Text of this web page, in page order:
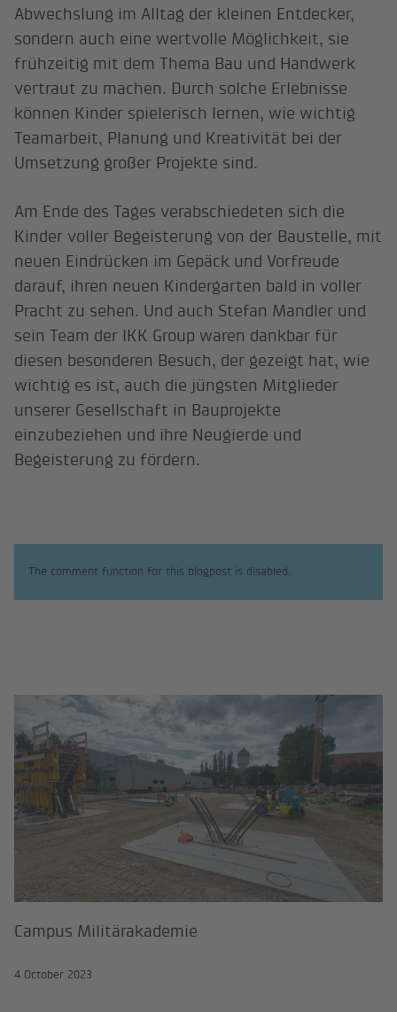
Abwechslung im Alltag der kleinen Entdecker,
sondern auch eine wertvolle Möglichkeit, sie
frühzeitig mit dem Thema Bau und Handwerk
vertraut zu machen. Durch solche Erlebnisse
können Kinder spielerisch lernen, wie wichtig
Teamarbeit, Planung und Kreativität bei der
Umsetzung großer Projekte sind.
Am Ende des Tages verabschiedeten sich die
Kinder voller Begeisterung von der Baustelle, mit
neuen Eindrücken im Gepäck und Vorfreude
darauf, ihren neuen Kindergarten bald in voller
Pracht zu sehen. Und auch Stefan Mandler und
sein Team der IKK Group waren dankbar für
diesen besonderen Besuch, der gezeigt hat, wie
wichtig es ist, auch die jüngsten Mitglieder
unserer Gesellschaft in Bauprojekte
einzubeziehen und ihre Neugierde und
Begeisterung zu fördern.
The comment function for this blogpost is disabled.
Campus Militärakademie
Campus Militärakademie
4 October 2023